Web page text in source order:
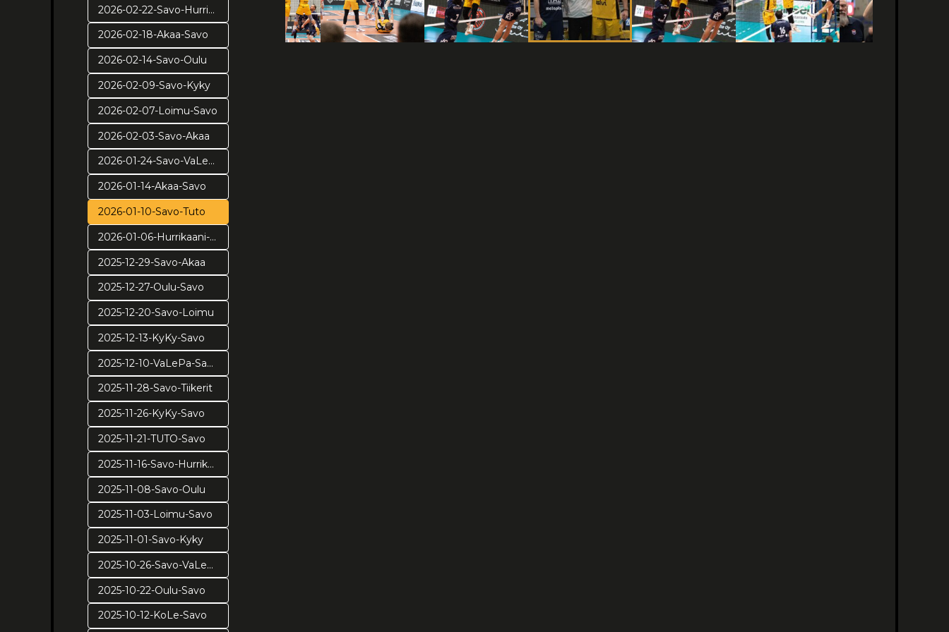
2026-02-22-Savo-Hurrikaani
2026-02-18-Akaa-Savo
2026-02-14-Savo-Oulu
2026-02-09-Savo-Kyky
2026-02-07-Loimu-Savo
2026-02-03-Savo-Akaa
2026-01-24-Savo-VaLePa
2026-01-14-Akaa-Savo
2026-01-10-Savo-Tuto
2026-01-06-Hurrikaani-Savo KUVAT: Juuso Riponiemi
2025-12-29-Savo-Akaa
2025-12-27-Oulu-Savo
2025-12-20-Savo-Loimu
2025-12-13-KyKy-Savo
2025-12-10-VaLePa-Savo
2025-11-28-Savo-Tiikerit
2025-11-26-KyKy-Savo
2025-11-21-TUTO-Savo
2025-11-16-Savo-Hurrikaani
2025-11-08-Savo-Oulu
2025-11-03-Loimu-Savo
2025-11-01-Savo-Kyky
2025-10-26-Savo-VaLePa
2025-10-22-Oulu-Savo
2025-10-12-KoLe-Savo